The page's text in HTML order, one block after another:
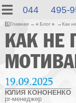
044 495-
5️⃣Главная 🔹 Блог🔹 Как
КАК НЕ
19.09.2025
ЮЛИЯ КОНОНЕНКО
pr-менеджер